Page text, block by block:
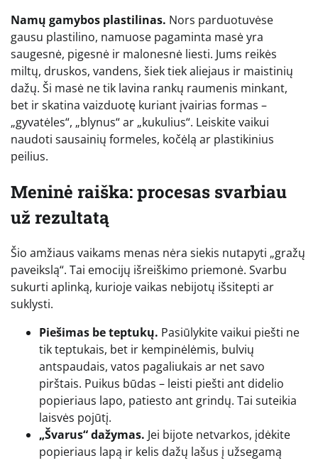
Namų gamybos plastilinas. Nors parduotuvėse
gausu plastilino, namuose pagaminta masė yra
saugesnė, pigesnė ir malonesnė liesti. Jums reikės
miltų, druskos, vandens, šiek tiek aliejaus ir maistinių
dažų. Ši masė ne tik lavina rankų raumenis minkant,
bet ir skatina vaizduotę kuriant įvairias formas –
„gyvatėles“, „blynus“ ar „kukulius“. Leiskite vaikui
naudoti sausainių formeles, kočėlą ar plastikinius
peilius.
Meninė raiška: procesas svarbiau
už rezultatą
Šio amžiaus vaikams menas nėra siekis nutapyti „gražų
paveikslą“. Tai emocijų išreiškimo priemonė. Svarbu
sukurti aplinką, kurioje vaikas nebijotų išsitepti ar
suklysti.
Piešimas be teptukų. Pasiūlykite vaikui piešti ne
tik teptukais, bet ir kempinėlėmis, bulvių
antspaudais, vatos pagaliukais ar net savo
pirštais. Puikus būdas – leisti piešti ant didelio
popieriaus lapo, patiesto ant grindų. Tai suteikia
laisvės pojūtį.
„Švarus“ dažymas. Jei bijote netvarkos, įdėkite
popieriaus lapą ir kelis dažų lašus į užsegamą